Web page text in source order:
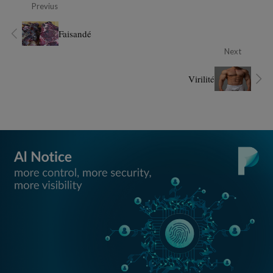
Previus
Faisandé
Next
Virilité